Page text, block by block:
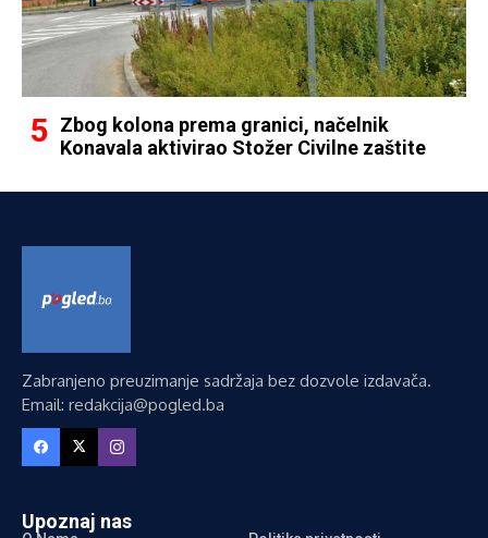
Zbog kolona prema granici, načelnik
Konavala aktivirao Stožer Civilne zaštite
Zabranjeno preuzimanje sadržaja bez dozvole izdavača.
Email: redakcija@pogled.ba
Upoznaj nas